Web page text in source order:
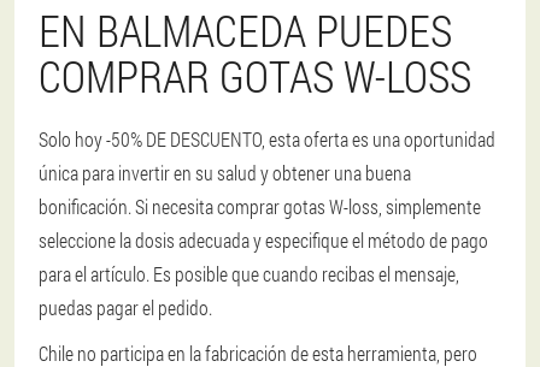
EN BALMACEDA PUEDES
COMPRAR GOTAS W-LOSS
Solo hoy -50% DE DESCUENTO, esta oferta es una oportunidad
única para invertir en su salud y obtener una buena
bonificación. Si necesita comprar gotas W-loss, simplemente
seleccione la dosis adecuada y especifique el método de pago
para el artículo. Es posible que cuando recibas el mensaje,
puedas pagar el pedido.
Chile no participa en la fabricación de esta herramienta, pero